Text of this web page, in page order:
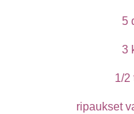
5
3
1/2
ripaukset